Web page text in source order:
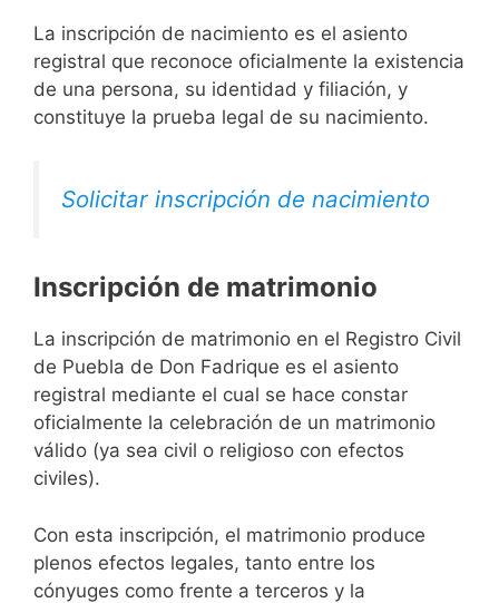
La inscripción de nacimiento es el asiento
registral que reconoce oficialmente la existencia
de una persona, su identidad y filiación, y
constituye la prueba legal de su nacimiento.
Solicitar inscripción de nacimiento
Inscripción de matrimonio
La inscripción de matrimonio en el Registro Civil
de Puebla de Don Fadrique es el asiento
registral mediante el cual se hace constar
oficialmente la celebración de un matrimonio
válido (ya sea civil o religioso con efectos
civiles).
Con esta inscripción, el matrimonio produce
plenos efectos legales, tanto entre los
cónyuges como frente a terceros y la